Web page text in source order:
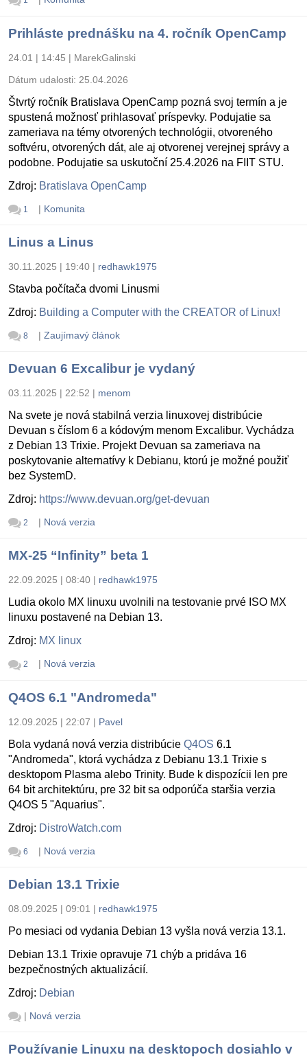
Prihláste prednášku na 4. ročník OpenCamp
24.01 | 14:45 | MarekGalinski
Dátum udalosti: 25.04.2026
Štvrtý ročník Bratislava OpenCamp pozná svoj termín a je
spustená možnosť prihlasovať príspevky. Podujatie sa
zameriava na témy otvorených technológii, otvoreného
softvéru, otvorených dát, ale aj otvorenej verejnej správy a
podobne. Podujatie sa uskutoční 25.4.2026 na FIIT STU.
Zdroj: Bratislava OpenCamp
1 | Komunita
Linus a Linus
30.11.2025 | 19:40 | redhawk1975
Stavba počítača dvomi Linusmi
Zdroj: Building a Computer with the CREATOR of Linux!
8 | Zaujímavý článok
Devuan 6 Excalibur je vydaný
03.11.2025 | 22:52 | menom
Na svete je nová stabilná verzia linuxovej distribúcie
Devuan s číslom 6 a kódovým menom Excalibur. Vychádza
z Debian 13 Trixie. Projekt Devuan sa zameriava na
poskytovanie alternatívy k Debianu, ktorú je možné použiť
bez SystemD.
Zdroj: https://www.devuan.org/get-devuan
2 | Nová verzia
MX-25 “Infinity” beta 1
22.09.2025 | 08:40 | redhawk1975
Ludia okolo MX linuxu uvolnili na testovanie prvé ISO MX
linuxu postavené na Debian 13.
Zdroj: MX linux
2 | Nová verzia
Q4OS 6.1 "Andromeda"
12.09.2025 | 22:07 | Pavel
Bola vydaná nová verzia distribúcie Q4OS 6.1
"Andromeda", ktorá vychádza z Debianu 13.1 Trixie s
desktopom Plasma alebo Trinity. Bude k dispozícii len pre
64 bit architektúru, pre 32 bit sa odporúča staršia verzia
Q4OS 5 "Aquarius".
Zdroj: DistroWatch.com
6 | Nová verzia
Debian 13.1 Trixie
08.09.2025 | 09:01 | redhawk1975
Po mesiaci od vydania Debian 13 vyšla nová verzia 13.1.
Debian 13.1 Trixie opravuje 71 chýb a pridáva 16
bezpečnostných aktualizácií.
Zdroj: Debian
| Nová verzia
Používanie Linuxu na desktopoch dosiahlo v